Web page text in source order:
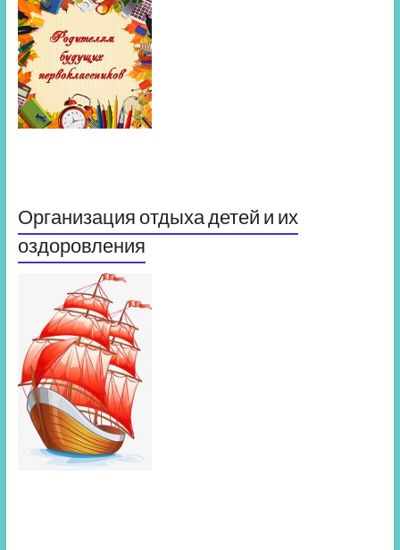
Организация отдыха детей и их
оздоровления